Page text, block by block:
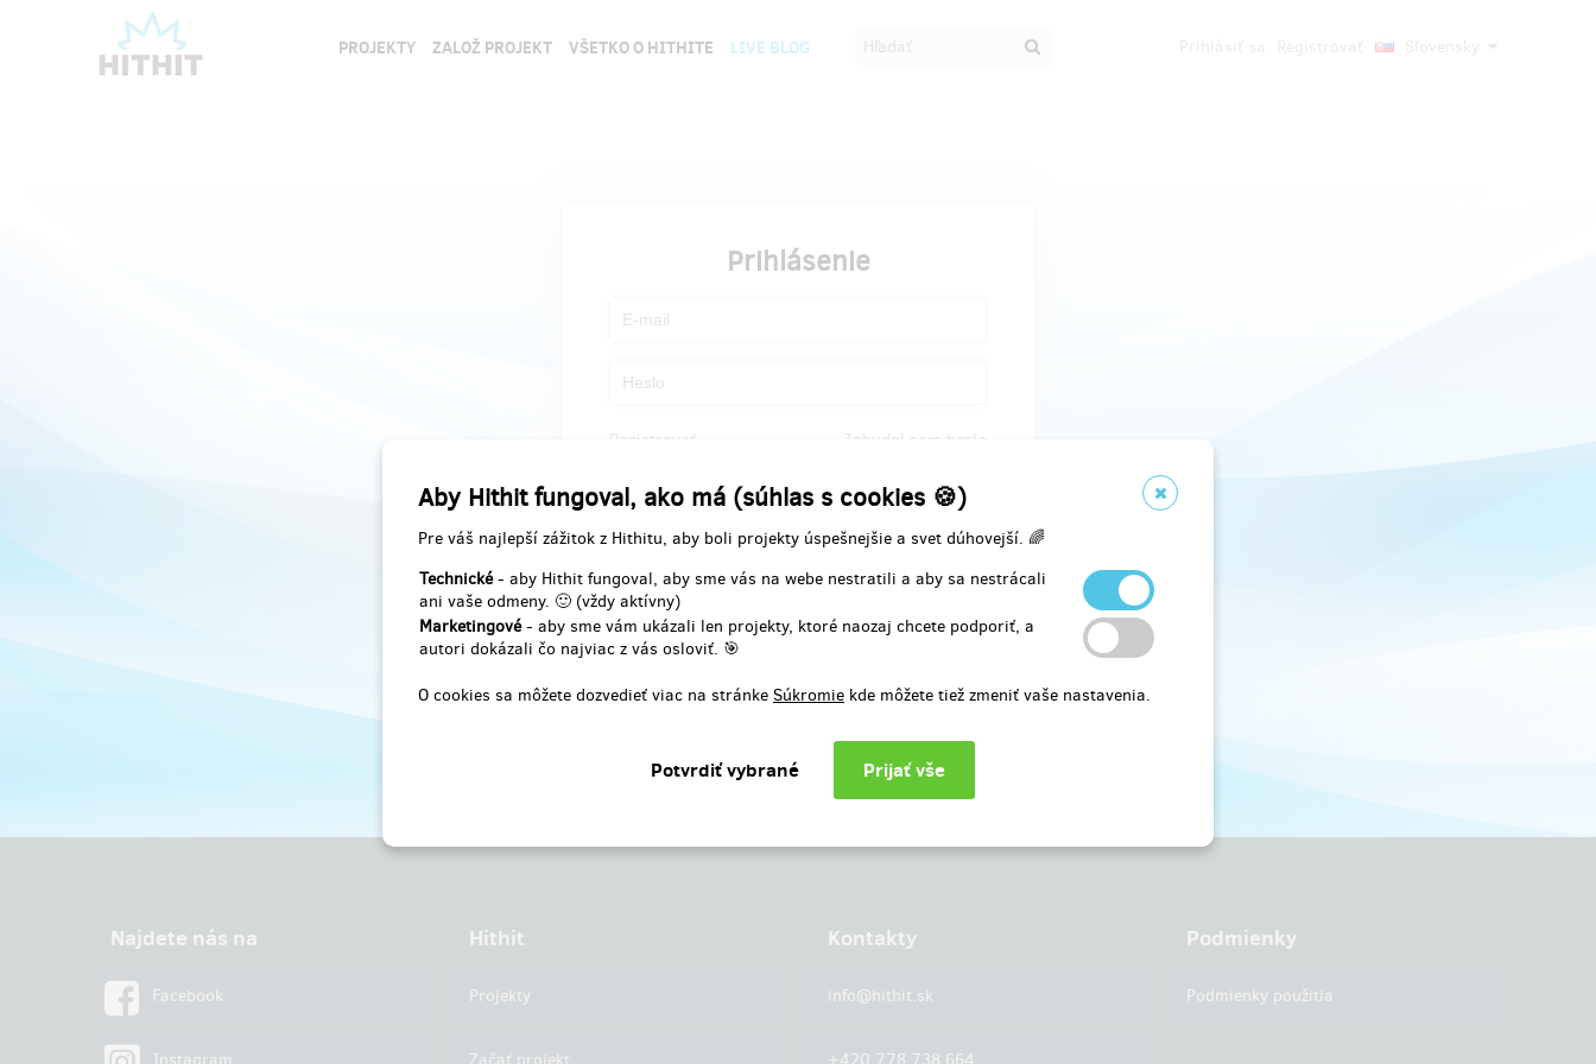
Aby Hithit fungoval, ako má (súhlas s cookies 🍪)
Pre váš najlepší zážitok z Hithitu, aby boli projekty úspešnejšie a svet dúhovejší. 🌈
Technické- aby Hithit fungoval, aby sme vás na webe nestratili a aby sa nestrácali
ani vaše odmeny. 🙂 (vždy aktívny)
Marketingové- aby sme vám ukázali len projekty, ktoré naozaj chcete podporiť, a
autori dokázali čo najviac z vás osloviť. 🎯
O cookies sa môžete dozvedieť viac na stránke Súkromie kde môžete tiež zmeniť vaše nastavenia.
PROJEKTY ZALOŽ PROJEKT VŠETKO O HITHITE LIVE BLOG
Prihlásenie
Registrovať Zabudol som heslo
Najdete nás na
Facebook
Hithit
Projekty
Kontakty
info@hithit.sk
Podmienky
Podmienky použitia